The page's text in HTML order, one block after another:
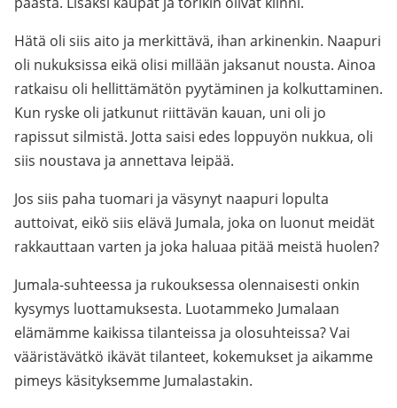
Hätä oli siis aito ja merkittävä, ihan arkinenkin. Naapuri
oli nukuksissa eikä olisi millään jaksanut nousta. Ainoa
ratkaisu oli hellittämätön pyytäminen ja kolkuttaminen.
Kun ryske oli jatkunut riittävän kauan, uni oli jo
rapissut silmistä. Jotta saisi edes loppuyön nukkua, oli
siis noustava ja annettava leipää.
Jos siis paha tuomari ja väsynyt naapuri lopulta
auttoivat, eikö siis elävä Jumala, joka on luonut meidät
rakkauttaan varten ja joka haluaa pitää meistä huolen?
Jumala-suhteessa ja rukouksessa olennaisesti onkin
kysymys luottamuksesta. Luotammeko Jumalaan
elämämme kaikissa tilanteissa ja olosuhteissa? Vai
vääristävätkö ikävät tilanteet, kokemukset ja aikamme
pimeys käsityksemme Jumalastakin.